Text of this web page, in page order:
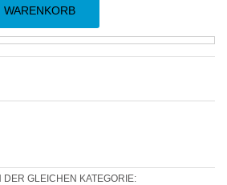
WARENKORB
GLEICHEN KATEGORIE: